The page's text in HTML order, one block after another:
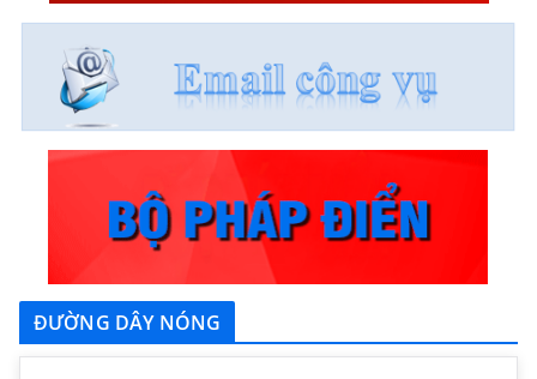
ĐƯỜNG DÂY NÓNG